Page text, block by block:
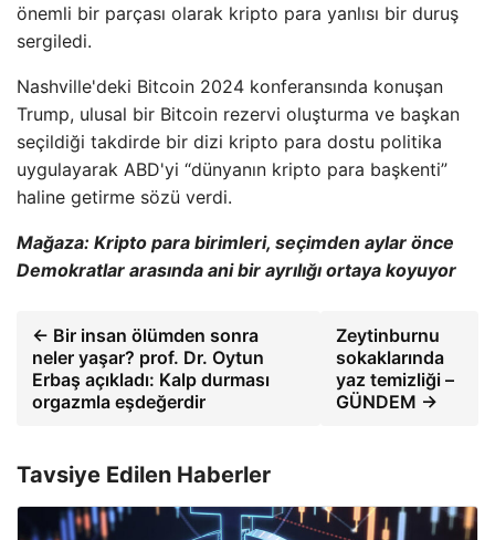
önemli bir parçası olarak kripto para yanlısı bir duruş
sergiledi.
Nashville'deki Bitcoin 2024 konferansında konuşan
Trump, ulusal bir Bitcoin rezervi oluşturma ve başkan
seçildiği takdirde bir dizi kripto para dostu politika
uygulayarak ABD'yi “dünyanın kripto para başkenti”
haline getirme sözü verdi.
Mağaza: Kripto para birimleri, seçimden aylar önce
Demokratlar arasında ani bir ayrılığı ortaya koyuyor
← Bir insan ölümden sonra
neler yaşar? prof. Dr. Oytun
Erbaş açıkladı: Kalp durması
orgazmla eşdeğerdir
Zeytinburnu
sokaklarında
yaz temizliği –
GÜNDEM →
Tavsiye Edilen Haberler